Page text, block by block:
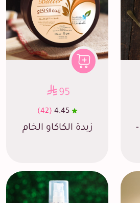
95
4.45
(42)
زبدة الكاكاو الخام